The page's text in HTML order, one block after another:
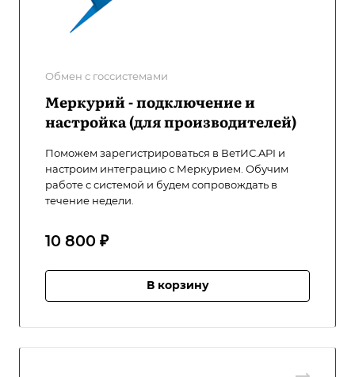
Обмен с госсистемами
Меркурий - подключение и
настройка (для производителей)
Поможем зарегистрироваться в ВетИС.API и
настроим интеграцию с Меркурием. Обучим
работе с системой и будем сопровождать в
течение недели.
10 800 ₽
В корзину